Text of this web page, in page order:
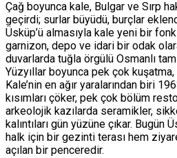
Çağ boyunca kale, Bulgar ve Sırp
geçirdi; surlar büyüdü, burçlar
Üsküp’ü almasıyla kale yeni bir
garnizon, depo ve idari bir odak
duvarlarda tuğla örgülü Osmanlı
Yüzyıllar boyunca pek çok
Kale’nin en ağır yaralarından biri
kısımları çöker, pek çok bölüm
arkeolojik kazılarda seramikler,
kalıntıları gün yüzüne çıkar. Bugün
halk için bir gezinti terası hem
açılan bir penceredir.